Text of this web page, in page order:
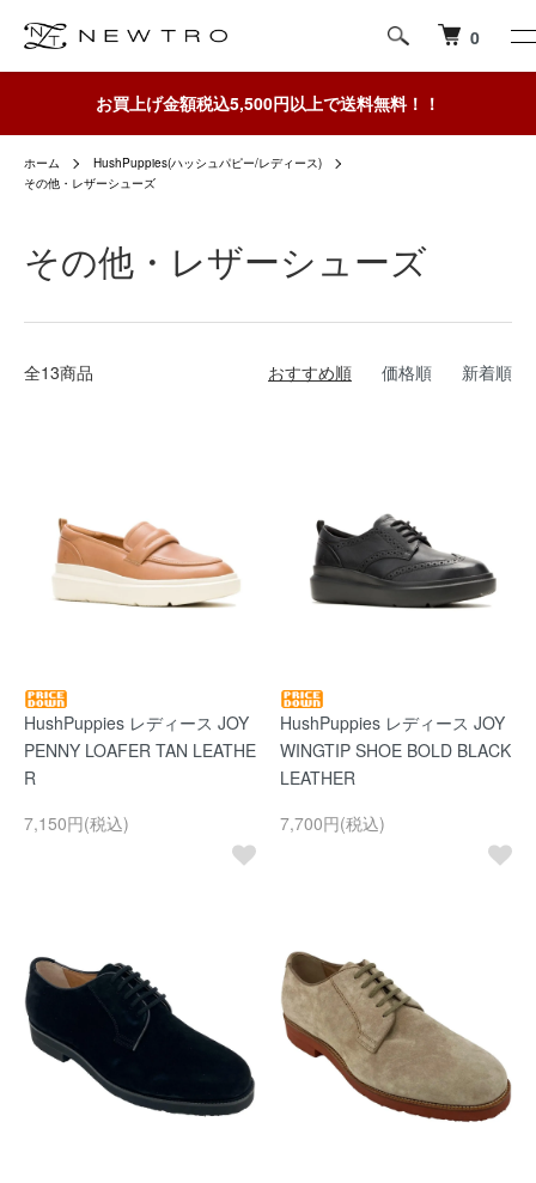
0
お買上げ金額税込5,500円以上で送料無料！！
ホーム
HushPuppies(ハッシュパピー/レディース)
その他・レザーシューズ
その他・レザーシューズ
全13商品 おすすめ順 価格順 新着順
HushPuppies レディース JOY
PENNY LOAFER TAN LEATHE
R
7,150円(税込)
HushPuppies レディース JOY
WINGTIP SHOE BOLD BLACK
LEATHER
7,700円(税込)